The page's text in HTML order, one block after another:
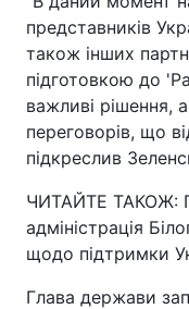
представників
також інших
підготовкою до
важливі рішення,
переговорів, що
підкреслив
ЧИТАЙТЕ ТАКОЖ:
адміністрація
щодо підтримки
Глава держави